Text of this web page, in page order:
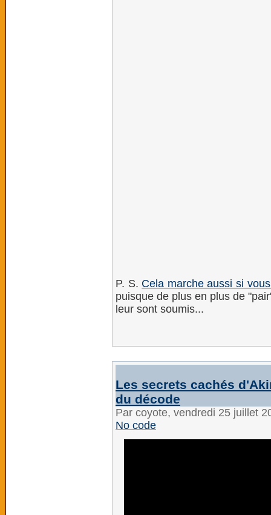
P. S. Cela marche aussi si
puisque de plus en plus de
leur sont soumis...
Les secrets cachés
du décode
Par coyote, vendredi 25 juillet
No code